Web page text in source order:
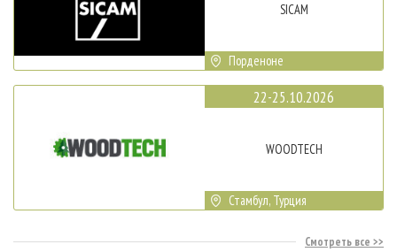
SICAM
Порденоне
22-25.10.2026
WOODTECH
Стамбул, Турция
Смотреть все